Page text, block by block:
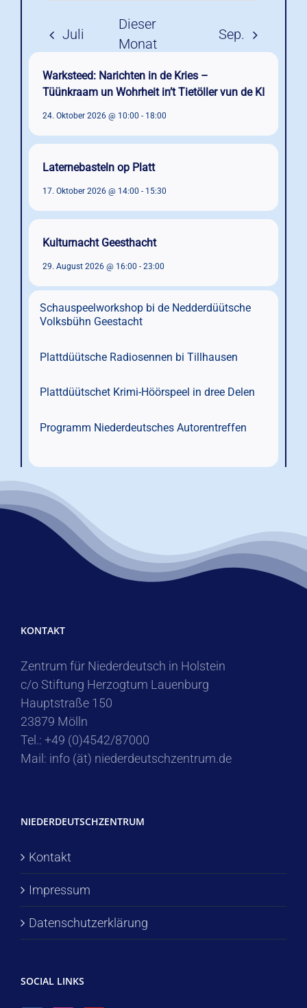
Warksteed: Narichten in de Kries –
Tüünkraam un Wohrheit in’t Tietöller vun de KI
24. Oktober 2026 @ 10:00 - 18:00
Laternebasteln op Platt
17. Oktober 2026 @ 14:00 - 15:30
Kulturnacht Geesthacht
29. August 2026 @ 16:00 - 23:00
Schauspeelworkshop bi de Nedderdüütsche
Volksbühn Geestacht
Plattdüütsche Radiosennen bi Tillhausen
Plattdüütschet Krimi-Höörspeel in dree Delen
Programm Niederdeutsches Autorentreffen
KONTAKT
Zentrum für Niederdeutsch in Holstein
c/o Stiftung Herzogtum Lauenburg
Hauptstraße 150
23879 Mölln
Tel.: +49 (0)4542/87000
Mail: info (ät) niederdeutschzentrum.de
NIEDERDEUTSCHZENTRUM
Kontakt
Impressum
Datenschutzerklärung
SOCIAL LINKS